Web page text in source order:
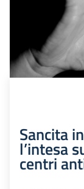
Sancita
l’intesa
centri